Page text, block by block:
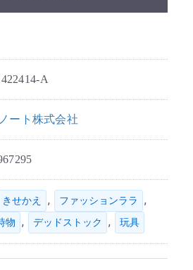
A
ート株式会社
きせかえ , ファッションララ ,
物 , デッドストック , 玩具